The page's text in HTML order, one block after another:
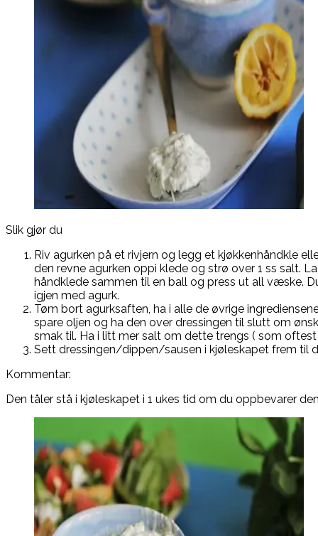
Slik gjør du
Riv agurken på et rivjern og legg et kjøkkenhåndkle
den revne agurken oppi klede og strø over 1 ss salt.
håndklede sammen til en ball og press ut all væske.
igjen med agurk.
Tøm bort agurksaften, ha i alle de øvrige
spare oljen og ha den over dressingen til slutt om
smak til. Ha i litt mer salt om dette trengs ( som oftest
Sett dressingen/dippen/sausen i kjøleskapet frem til
Kommentar:
Den tåler stå i kjøleskapet i 1 ukes tid om du oppbevarer